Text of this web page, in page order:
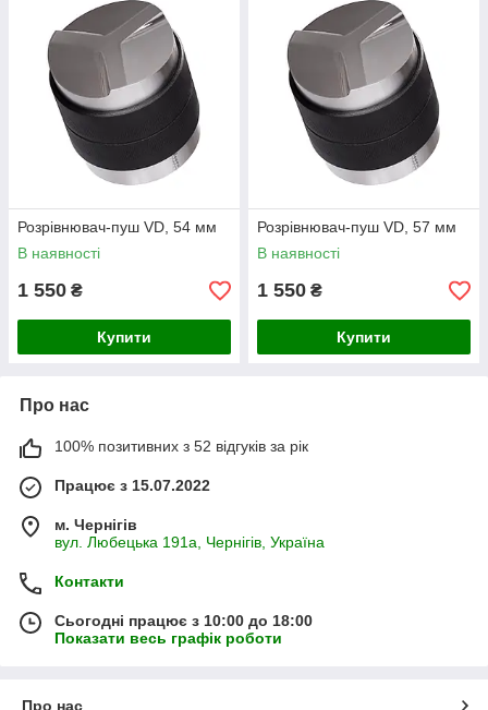
Розрівнювач-пуш VD, 54 мм
В наявності
1 550 ₴
Купити
Розрівнювач-пуш VD, 57 мм
В наявності
1 550 ₴
Купити
Про нас
100% позитивних з 52 відгуків за рік
Працює з 15.07.2022
м. Чернігів
вул. Любецька 191а, Чернігів, Україна
Контакти
Сьогодні працює з 10:00 до 18:00
Показати весь графік роботи
Про нас